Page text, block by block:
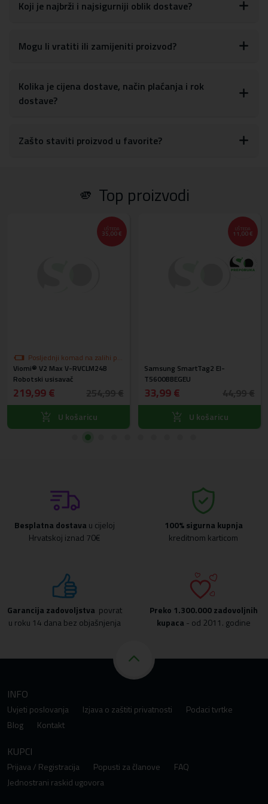
glasnoće, tipki za uključivanje/isključivanje, kao i postavkama za
otisaka prstiju, prašine ili drugih mrlja
Koji je najbrži i najsigurniji oblik dostave?
Mogu li vratiti ili zamijeniti proizvod?
Kolika je cijena dostave, način plaćanja i rok
dostave?
Zašto staviti proizvod u favorite?
🫵 Top proizvodi
UŠTEDA
35,00 €
Posljednji komad na zalihi po
akcijskoj cijeni
Viomi® V2 Max V-RVCLM24B
Robotski usisavač
219,99 €
U košaricu
UŠTEDA
11,00 €
Samsung SmartTag2 EI-
T5600BBEGEU
33,99 €
U košaricu
Besplatna dostava u cijeloj
Hrvatskoj iznad 70€
100% sigurna kupnja
kreditnom karticom
Garancija zadovoljstva povrat
u roku 14 dana bez objašnjenja
Preko 1.300.000 zadovoljnih
kupaca - od 2011. godine
INFO
Uvjeti poslovanja Izjava o zaštiti privatnosti
Podaci tvrtke
Blog
Kontakt
KUPCI
Prijava / Registracija Popusti za članove
FAQ
Jednostrani raskid ugovora